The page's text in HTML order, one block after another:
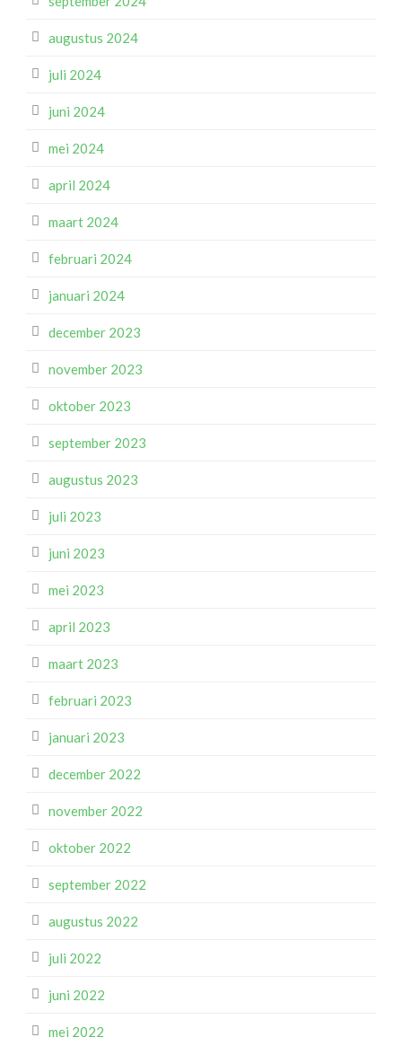
augustus 2024
juli 2024
juni 2024
mei 2024
april 2024
maart 2024
februari 2024
januari 2024
december 2023
november 2023
oktober 2023
september 2023
augustus 2023
juli 2023
juni 2023
mei 2023
april 2023
maart 2023
februari 2023
januari 2023
december 2022
november 2022
oktober 2022
september 2022
augustus 2022
juli 2022
juni 2022
mei 2022